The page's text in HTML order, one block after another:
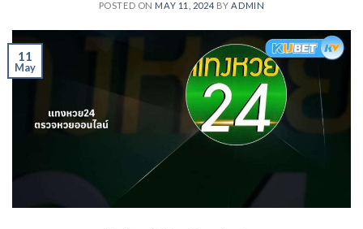
POSTED ON MAY 11, 2024 BYADMIN
11
May